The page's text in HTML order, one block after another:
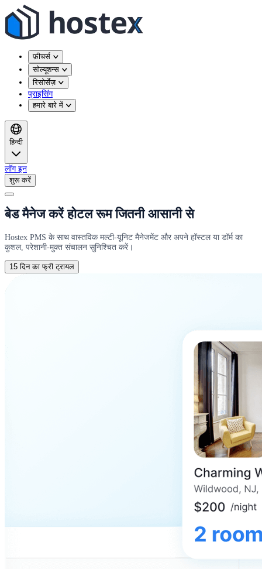
फ़ीचर्स
सोल्यूशन्स
रिसोर्सेज़
प्राइसिंग
हमारे बारे में
हिन्दी
लॉग इन
शुरू करें
बेड मैनेज करें होटल रूम जितनी आसानी से
Hostex PMS के साथ वास्तविक मल्टी-यूनिट मैनेजमेंट और अपने हॉस्टल या डॉर्म का
कुशल, परेशानी-मुक्त संचालन सुनिश्चित करें।
15 दिन का फ्री ट्रायल